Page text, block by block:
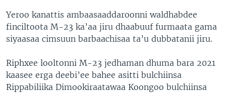
Yeroo kanattis ambaasaaddaroonni waldhabdee
finciltoota M-23 ka’aa jiru dhaabuuf furmaata gama
siyaasaa cimsuun barbaachisaa ta’u dubbatanii jiru.
Riphxee looltonni M-23 jedhaman dhuma bara 2021
kaasee erga deebi’ee bahee asitti bulchiinsa
Rippabiliika Dimookiraatawaa Koongoo bulchiinsa